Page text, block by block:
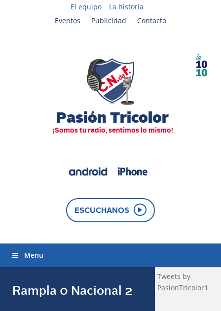
El equipo
La historia
Eventos
Publicidad Contacto
ESCUCHANOS
Menu
Rampla 0 Nacional 2
Tweets by
PasionTricolor1